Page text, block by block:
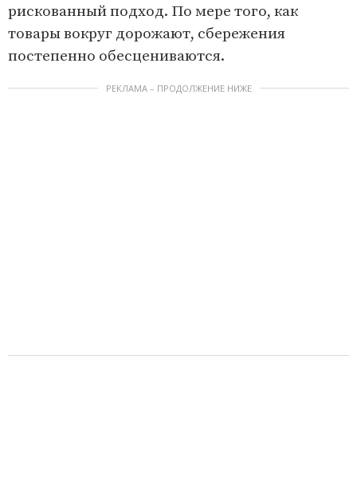
рискованный подход. По мере того, как
товары вокруг дорожают, сбережения
постепенно обесцениваются.
РЕКЛАМА – ПРОДОЛЖЕНИЕ НИЖЕ